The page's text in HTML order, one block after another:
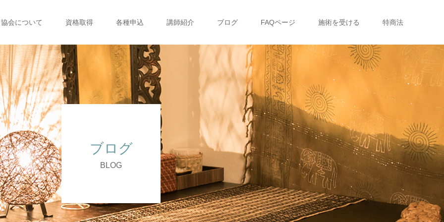
協会について 資格取得 各種申込 講師紹介 ブログ FAQページ 施術を受ける 特商法
ブログ
BLOG